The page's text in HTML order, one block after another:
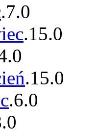
.7.0
.15.0
.0
.15.0
.6.0
.0